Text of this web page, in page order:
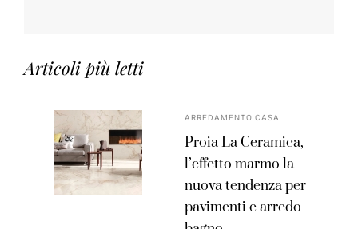
Articoli più letti
ARREDAMENTO CASA
Proia La Ceramica,
l’effetto marmo la
nuova tendenza per
pavimenti e arredo